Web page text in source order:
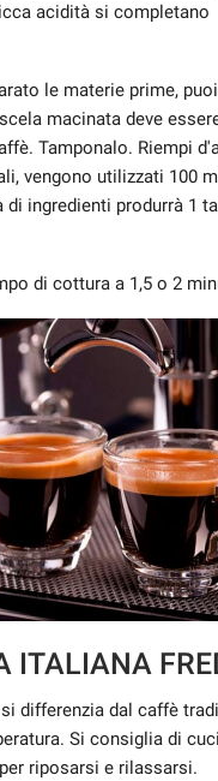
acidità si completano
le materie prime,
macinata deve
Tamponalo. Riempi
vengono utilizzati 100
di ingredienti produrrà 1
di cottura a 1,5 o 2
ITALIANA
differenzia dal caffè
Si consiglia di
riposarsi e rilassarsi.